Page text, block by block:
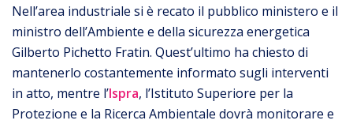
Nell’area industriale si è recato il pubblico ministero e il
ministro dell’Ambiente e della sicurezza energetica
Gilberto Pichetto Fratin. Quest’ultimo ha chiesto di
mantenerlo costantemente informato sugli interventi
in atto, mentre l’Ispra, l’Istituto Superiore per la
Protezione e la Ricerca Ambientale dovrà monitorare e